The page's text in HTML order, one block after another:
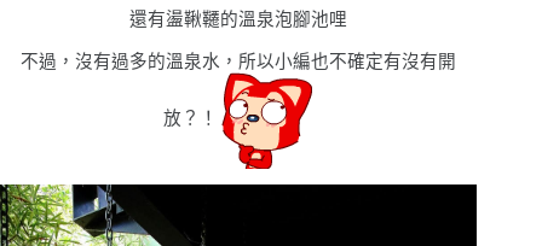
還有盪鞦韆的溫泉泡腳池哩
不過，沒有過多的溫泉水，所以小編也不確定有沒有開
放？！